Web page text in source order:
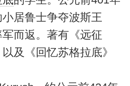
居鲁士争夺波斯王
而返。著有《远征
及《回忆苏格拉底》